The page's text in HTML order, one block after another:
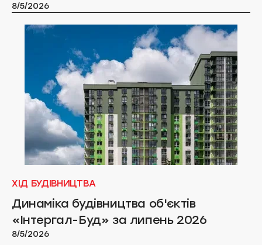
8/5/2026
ХІД БУДІВНИЦТВА
Динаміка будівництва об'єктів
«Інтергал-Буд» за липень 2026
8/5/2026